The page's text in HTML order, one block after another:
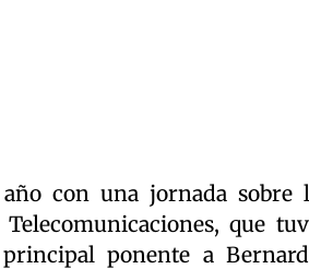
con una jornada sobre
que
ponente a